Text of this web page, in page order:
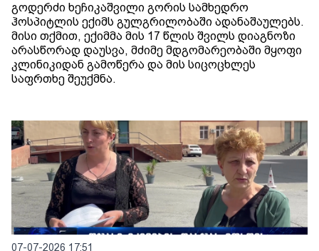
გოდერძი ხეჩიკაშვილი გორის სამხედრო
ჰოსპიტლის ექიმს გულგრილობაში ადანაშაულებს.
მისი თქმით, ექიმმა მის 17 წლის შვილს დიაგნოზი
არასწორად დაუსვა, მძიმე მდგომარეობაში მყოფი
კლინიკიდან გამოწერა და მის სიცოცხლეს
საფრთხე შეუქმნა.
07-07-2026 17:51